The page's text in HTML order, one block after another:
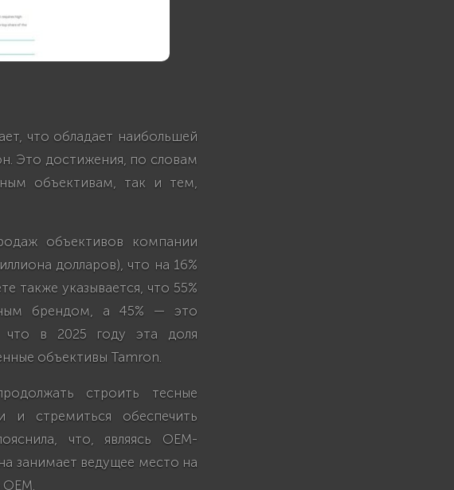
что обладает наибольшей
Это достижения, по словам
объективам, так и тем,
объективов компании
долларов), что на 16%
указывается, что 55%
брендом, а 45% — это
что в 2025 году эта доля
объективы Tamron.
строить тесные
и стремиться обеспечить
что, являясь OEM-
занимает ведущее место на